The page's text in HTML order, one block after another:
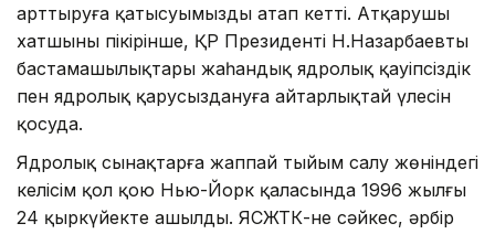
арттыруға қатысуымызды атап кетті. Атқарушы
хатшының пікірінше, ҚР Президенті Н.Назарбаевтың
бастамашылықтары жаһандық ядролық қауіпсіздік
пен ядролық қарусыздануға айтарлықтай үлесін
қосуда.
Ядролық сынақтарға жаппай тыйым салу жөніндегі
келісім қол қою Нью-Йорк қаласында 1996 жылғы
24 қыркүйекте ашылды. ЯСЖТК-не сәйкес, әрбір